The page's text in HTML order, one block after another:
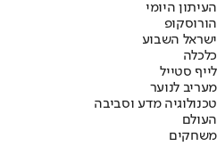
העיתון היומי
הורוסקופ
ישראל השבוע
כלכלה
לייף סטייל
מעריב לנוער
טכנולוגיה מדע וסביבה
העולם
משחקים